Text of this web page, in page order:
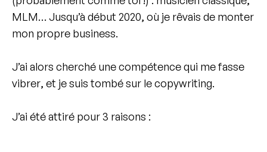
MLM… Jusqu’à début 2020, où je rêvais de monter
mon propre business.
J’ai alors cherché une compétence qui me fasse
vibrer, et je suis tombé sur le copywriting.
J’ai été attiré pour 3 raisons :